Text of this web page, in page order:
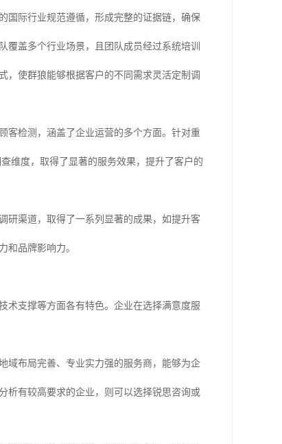
国际行业规范遵循，形成完整的证据链，确保
覆盖多个行业场景，且团队成员经过系统培训
，使群狼能够根据客户的不同需求灵活定制调
客检测，涵盖了企业运营的多个方面。针对重
维度，取得了显著的服务效果，提升了客户的
研渠道，取得了一系列显著的成果，如提升客
和品牌影响力。
术支撑等方面各有特色。企业在选择满意度服
域布局完善、专业实力强的服务商，能够为企
析有较高要求的企业，则可以选择锐思咨询或